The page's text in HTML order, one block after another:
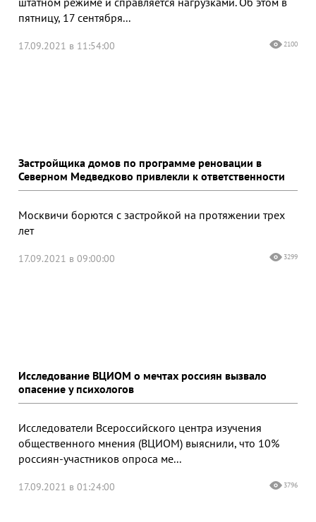
пятницу, 17 сентября...
17.09.2021 в 11:54:00 2100
Застройщика домов по программе реновации в
Северном Медведково привлекли к ответственности
Москвичи борются с застройкой на протяжении трех
лет
17.09.2021 в 09:00:00 3299
Исследование ВЦИОМ о мечтах россиян вызвало
опасение у психологов
Исследователи Всероссийского центра изучения
общественного мнения (ВЦИОМ) выяснили, что 10%
россиян-участников опроса ме...
17.09.2021 в 01:24:00 3796